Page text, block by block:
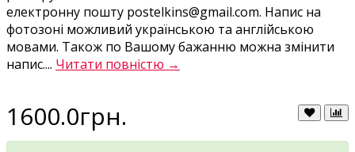
електронну пошту postelkins@gmail.com. Напис на
фотозоні можливий українською та англійською
мовами. Також по Вашому бажанню можна змінити
напис.... Читати повністю →
1600.0грн.